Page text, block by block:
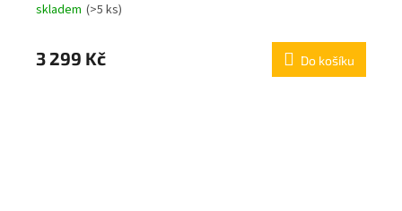
skladem (>5 ks)
3 299 Kč Do košíku